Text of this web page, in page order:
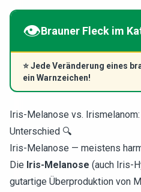
👁️Brauner Fleck im
⭐Jede Veränderung eines
ein Warnzeichen!
Iris-Melanose vs.
Unterschied 🔍
Iris-Melanose — meistens
Die Iris-Melanose (auch Iris-
gutartige Überproduktion von